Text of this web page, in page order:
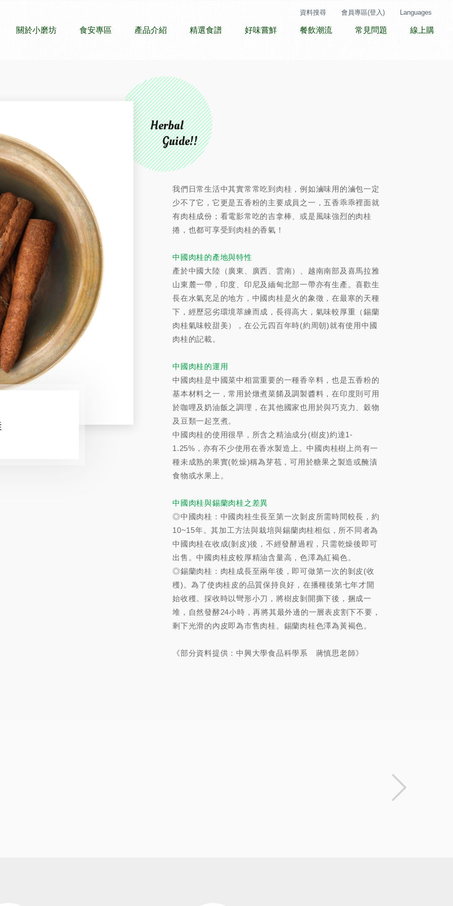
關於小磨坊 食安專區 產品介紹 精選食譜 好味嘗鮮 餐飲潮流 常見問題 線上購
資料搜尋 會員專區(登入) Languages
Herbal
Guide!!
我們日常生活中其實常常吃到肉桂，例如滷味用的滷包一定
少不了它，它更是五香粉的主要成員之一，五香乖乖裡面就
有肉桂成份；看電影常吃的吉拿棒、或是風味強烈的肉桂
捲，也都可享受到肉桂的香氣！
中國肉桂的產地與特性
產於中國大陸（廣東、廣西、雲南）、越南南部及喜馬拉雅
山東麓一帶，印度、印尼及緬甸北部一帶亦有生產。喜歡生
長在水氣充足的地方，中國肉桂是火的象徵，在最寒的天種
下，經歷惡劣環境萃練而成，長得高大，氣味較厚重（錫蘭
肉桂氣味較甜美），在公元四百年時(約周朝)就有使用中國
肉桂的記載。
中國肉桂的運用
中國肉桂是中國菜中相當重要的一種香辛料，也是五香粉的
基本材料之一，常用於燉煮菜餚及調製醬料，在印度則可用
於咖哩及奶油飯之調理，在其他國家也用於與巧克力、穀物
及豆類一起烹煮。
中國肉桂的使用很早，所含之精油成分(樹皮)約達1-
1.25%，亦有不少使用在香水製造上。中國肉桂樹上尚有一
種未成熟的果實(乾燥)稱為芽苞，可用於糖果之製造或醃漬
食物或水果上。
中國肉桂與錫蘭肉桂之差異
◎中國肉桂：中國肉桂生長至第一次剝皮所需時間較長，約
10~15年。其加工方法與栽培與錫蘭肉桂相似，所不同者為
中國肉桂在收成(剝皮)後，不經發酵過程，只需乾燥後即可
出售。中國肉桂皮較厚精油含量高，色澤為紅褐色。
◎錫蘭肉桂：肉桂成長至兩年後，即可做第一次的剝皮(收
穫)。為了使肉桂皮的品質保持良好，在播種後第七年才開
始收穫。採收時以彎形小刀，將樹皮剝開撕下後，捆成一
堆，自然發酵24小時，再將其最外邊的一層表皮割下不要，
剩下光滑的內皮即為市售肉桂。錫蘭肉桂色澤為黃褐色。
《部分資料提供：中興大學食品科學系 蔣慎思老師》